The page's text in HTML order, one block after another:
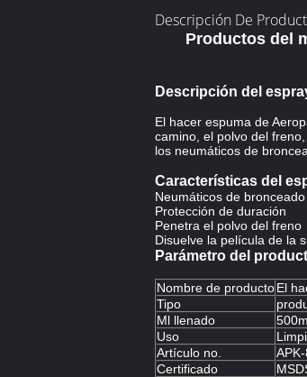
Descripción De
Productos del
Descripción del
El hacer espuma de
camino, el polvo del
los neumáticos de
Características del
Neumáticos de
Protección de duración
Penetra el polvo del freno
Disuelve la película de la
Parámetro del
Nombre de productoEl
Tipo
Ml llenado
Uso
Artículo no.
Certificado